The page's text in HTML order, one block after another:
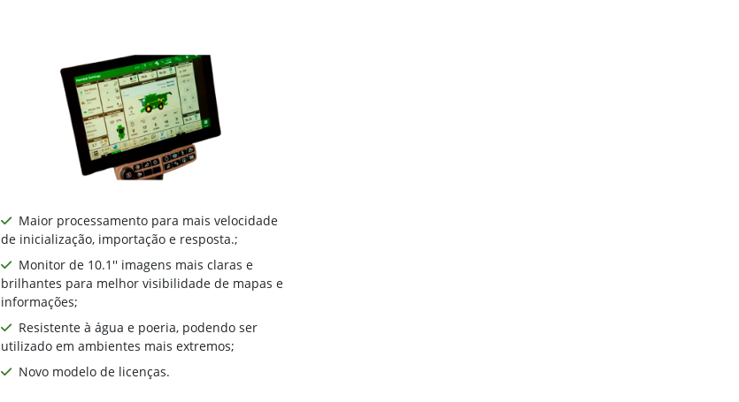
Maior processamento para mais velocidade
de inicialização, importação e resposta.;
Monitor de 10.1'' imagens mais claras e
brilhantes para melhor visibilidade de mapas e
informações;
Resistente à água e poeria, podendo ser
utilizado em ambientes mais extremos;
Novo modelo de licenças.